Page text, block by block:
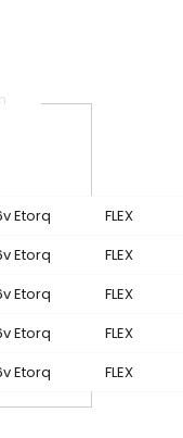
Etorq
FLEX
Etorq
FLEX
Etorq
FLEX
Etorq
FLEX
Etorq FLEX